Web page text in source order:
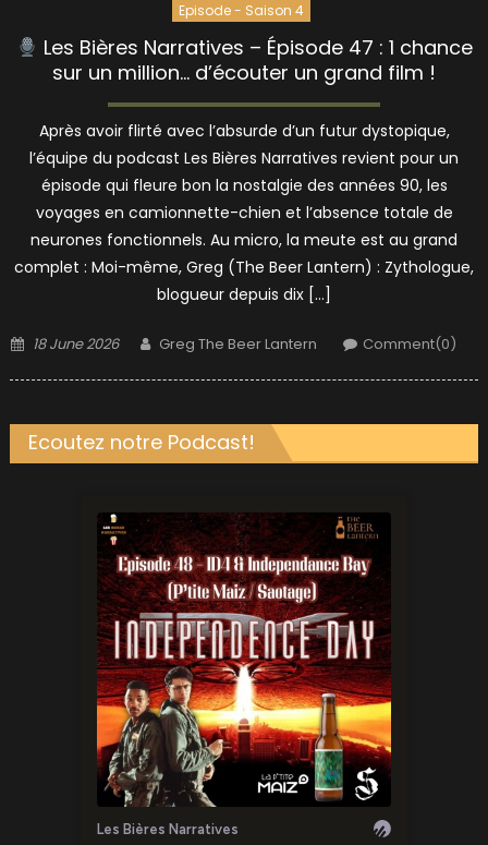
Episode - Saison 4
Les Bières Narratives – Épisode 47 : 1 chance
sur un million… d’écouter un grand film !
Après avoir flirté avec l’absurde d’un futur dystopique,
l’équipe du podcast Les Bières Narratives revient pour un
épisode qui fleure bon la nostalgie des années 90, les
voyages en camionnette-chien et l’absence totale de
neurones fonctionnels. Au micro, la meute est au grand
complet : Moi-même, Greg (The Beer Lantern) : Zythologue,
blogueur depuis dix […]
Posted
18 June 2026 Author
Greg The Beer Lantern Comment(0)
Ecoutez notre Podcast!